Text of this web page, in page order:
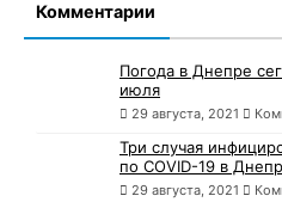
Комментарии
Погода в Днепре
июля
29 августа, 2021
Три случая
по COVID-19 в
29 августа, 2021